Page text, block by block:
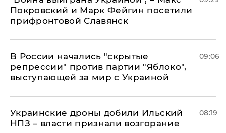
Покровский и Марк Фейгин посетили
прифронтовой Славянск
В России начались "скрытые
репрессии" против партии "Яблоко",
выступающей за мир с Украиной
09:06
Украинские дроны добили Ильский
НПЗ – власти признали возгорание
08:19